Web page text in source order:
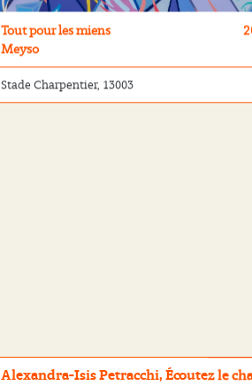
Tout pour les miens
Meyso
Stade Charpentier, 13003
Alexandra-Isis Petracchi, Écoutez le